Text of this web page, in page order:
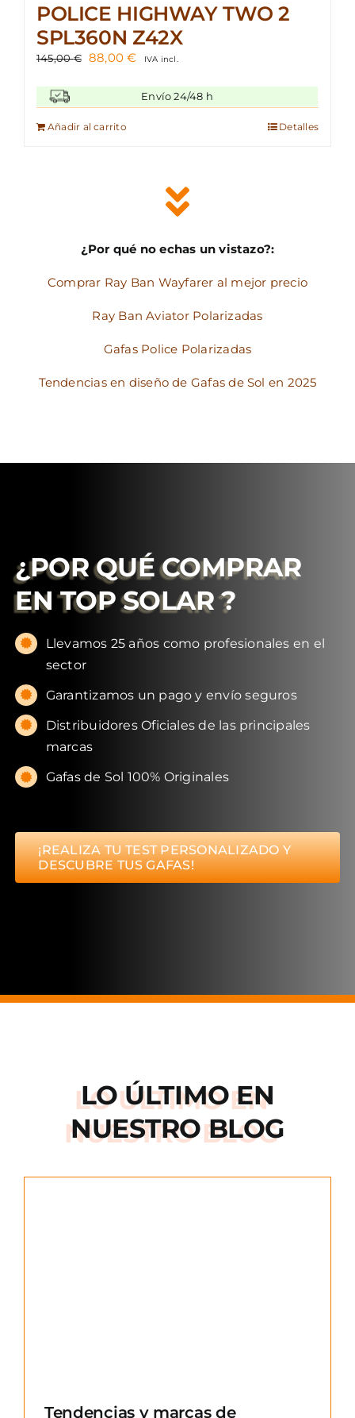
POLICE HIGHWAY TWO 2
SPL360N Z42X
145,00€ El
original
era:
145,00 €.
88,00€ El
actual
es:
IVA incl.
Envío 24/48 h
Añadir al carrito Detalles
¿Por qué no echas un vistazo?:
Comprar Ray Ban Wayfarer al mejor precio
Ray Ban Aviator Polarizadas
Gafas Police Polarizadas
Tendencias en diseño de Gafas de Sol en 2025
¿POR QUÉ COMPRAR
EN TOP SOLAR ?
Llevamos 25 años como profesionales en el
sector
Garantizamos un pago y envío seguros
Distribuidores Oficiales de las principales
marcas
Gafas de Sol 100% Originales
¡REALIZA TU TEST PERSONALIZADO Y
DESCUBRE TUS GAFAS!
LO ÚLTIMO EN
NUESTRO BLOG
Tendencias y marcas de